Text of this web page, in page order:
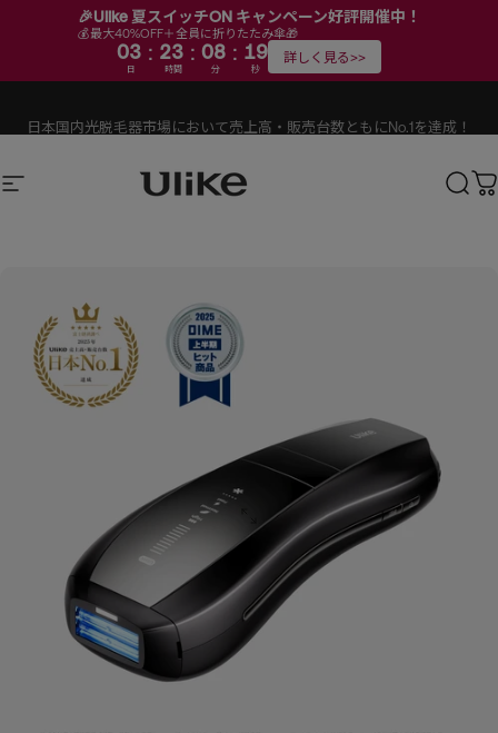
🎉Ulike 夏スイッチON キャンペーン好評開催中！
💰最大40%OFF＋全員に折りたたみ傘🎁
03 : 23 : 08 : 18
日 時間 分 秒
詳しく見る>>
サイトナビゲーションUlike公式ストア 検索